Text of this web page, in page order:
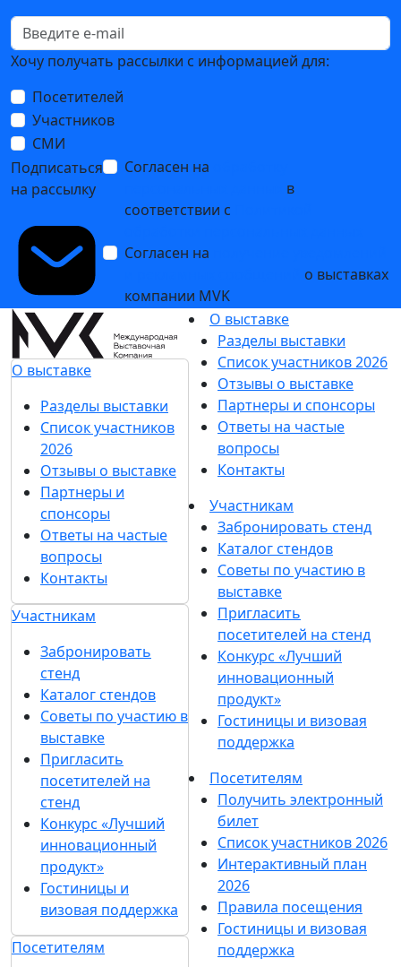
Хочу получать рассылки с информацией для:
Посетителей
Участников
СМИ
Подписаться
на рассылку
Согласен на
в
соответствии с
Согласен на
о выставках
компании MVK
О выставке
Разделы выставки
Список участников
2026
Отзывы о выставке
Партнеры и
спонсоры
Ответы на частые
вопросы
Контакты
Участникам
Забронировать
стенд
Каталог стендов
Советы по участию в
выставке
Пригласить
посетителей на
стенд
Конкурс «Лучший
инновационный
продукт»
Гостиницы и
визовая поддержка
Посетителям
О выставке
Разделы выставки
Список участников 2026
Отзывы о выставке
Партнеры и спонсоры
Ответы на частые
вопросы
Контакты
Участникам
Забронировать стенд
Каталог стендов
Советы по участию в
выставке
Пригласить
посетителей на стенд
Конкурс «Лучший
инновационный
продукт»
Гостиницы и визовая
поддержка
Посетителям
Получить электронный
билет
Список участников 2026
Интерактивный план
2026
Правила посещения
Гостиницы и визовая
поддержка